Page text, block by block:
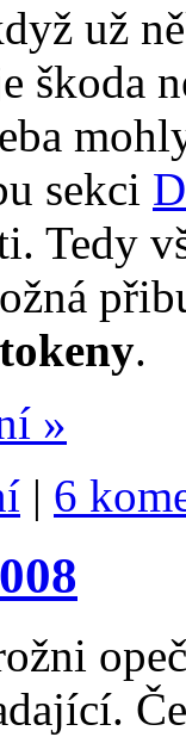
už
škoda
sekci
Tedy
.
»
| 6